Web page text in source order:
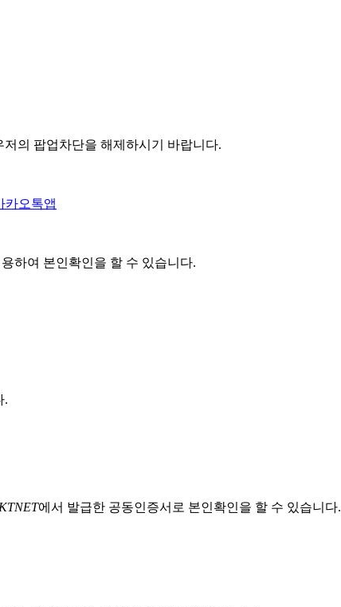
의 팝업차단을 해제하시기 바랍니다.
카오톡앱
하여 본인확인을 할 수 있습니다.
.
에서 발급한 공동인증서로 본인확인을 할 수 있습니다.